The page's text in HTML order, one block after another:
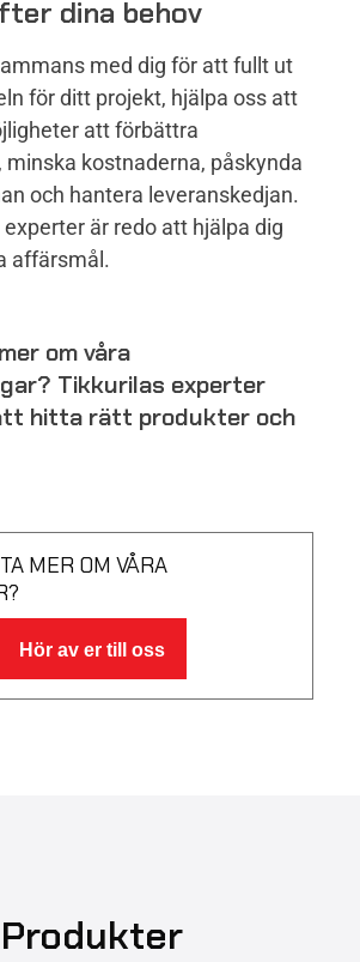
dina behov
med dig för att fullt ut
för ditt projekt, hjälpa oss att
att förbättra
kostnaderna, påskynda
och hantera leveranskedjan.
är redo att hjälpa dig
affärsmål.
om våra
Tikkurilas experter
hitta rätt produkter och
MER OM VÅRA
Hör av er till oss
Produkter